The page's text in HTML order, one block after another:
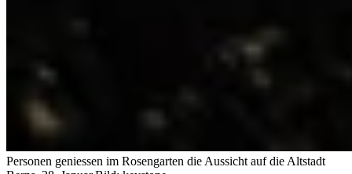
Personen geniessen im Rosengarten die Aussicht auf die Altstadt